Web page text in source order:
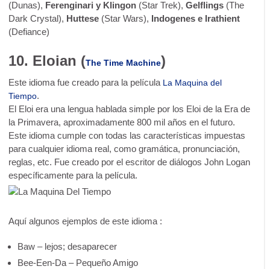
(Dunas), Ferenginari y Klingon (Star Trek),Gelflings (The
Dark Crystal), Huttese (Star Wars), Indogenes e Irathient
(Defiance)
10. Eloian (The Time Machine)
Este idioma fue creado para la película La Maquina del
Tiempo.
El Eloi era una lengua hablada simple por los Eloi de la Era de
la Primavera, aproximadamente 800 mil años en el futuro.
Este idioma cumple con todas las características impuestas
para cualquier idioma real, como gramática, pronunciación,
reglas, etc. Fue creado por el escritor de diálogos John Logan
específicamente para la película.
Aquí algunos ejemplos de este idioma :
Baw – lejos;desaparecer
Bee-Een-Da– Pequeño Amigo